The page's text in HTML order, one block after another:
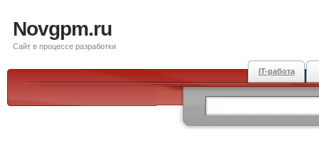
Novgpm.ru
Сайт в процессе разработки
IT-работа